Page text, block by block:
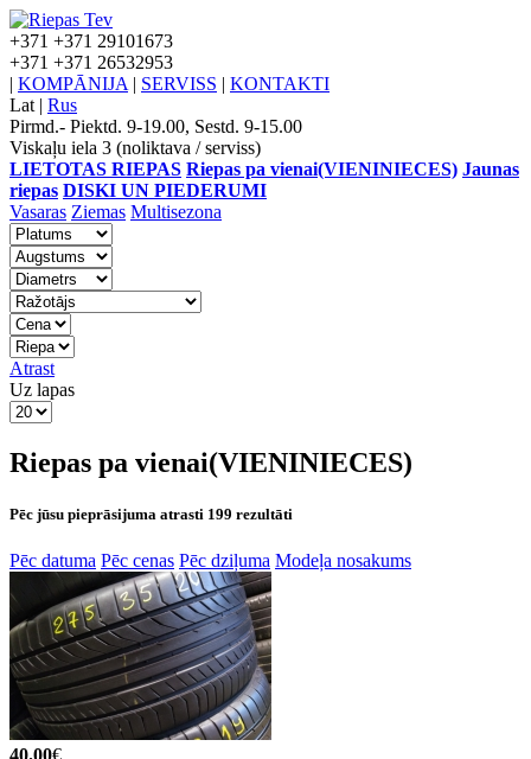
+371 +371 29101673
+371 +371 26532953
| KOMPĀNIJA | SERVISS | KONTAKTI
Lat | Rus
Pirmd.- Piektd. 9-19.00, Sestd. 9-15.00
Viskaļu iela 3 (noliktava / serviss)
LIETOTAS RIEPAS Riepas pa vienai(VIENINIECES) Jaunas
riepas DISKI UN PIEDERUMI
Vasaras Ziemas Multisezona
Atrast
Uz lapas
Riepas pa vienai(VIENINIECES)
Pēc jūsu pieprāsijuma atrasti 199 rezultāti
Pēc datuma Pēc cenas Pēc dziļuma Modeļa nosakums